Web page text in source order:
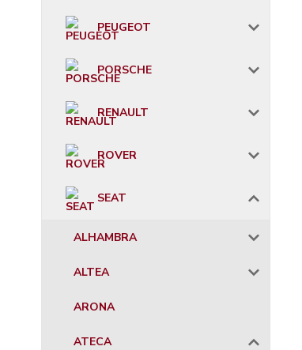
PEUGEOT
PORSCHE
RENAULT
ROVER
SEAT
ALHAMBRA
ALTEA
ARONA
ATECA